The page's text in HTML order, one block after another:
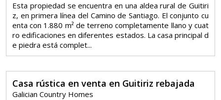
Esta propiedad se encuentra en una aldea rural de Guitiri
z, en primera línea del Camino de Santiago. El conjunto cu
enta con 1.880 m² de terreno completamente llano y cuat
ro edificaciones en diferentes estados. La casa principal d
e piedra está complet...
Casa rústica en venta en Guitiriz rebajada
Galician Country Homes